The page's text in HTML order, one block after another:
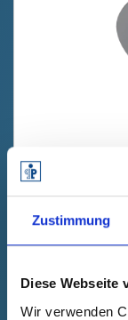
Zustimmung
Diese Webseite
Wir verwenden
GPN 340
szary
Dane
Cena
bezpłatnie